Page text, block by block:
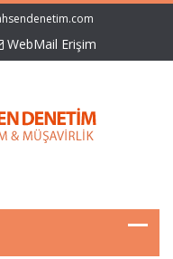
WebMail Erişim